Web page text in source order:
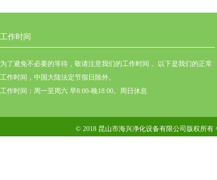
工作时间
为了避免不必要的等待，敬请注意我们的工作时间 。以下是我们的正常
工作时间，中国大陆法定节假日除外。
工作时间：周一至周六 早8:00-晚18:00。周日休息
© 2018 昆山市海兴净化设备有限公司版权所有